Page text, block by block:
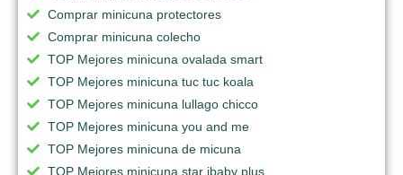
Comprar minicuna protectores
Comprar minicuna colecho
TOP Mejores minicuna ovalada smart
TOP Mejores minicuna tuc tuc koala
TOP Mejores minicuna lullago chicco
TOP Mejores minicuna you and me
TOP Mejores minicuna de micuna
TOP Mejores minicuna star ibaby plus